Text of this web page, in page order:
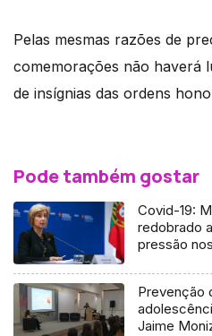
Pelas mesmas razões de
comemorações não haverá
de insígnias das ordens
Pode também gostar
Covid-19:
redobrado
pressão
Prevenção
Jaime